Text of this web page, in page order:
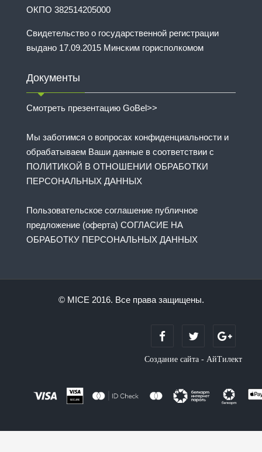
ОКПО 382514205000
Свидетельство о государственной регистрации
выдано 17.09.2015 Минским горисполкомом
Документы
Смотреть презентацию GoBel>>
Мы заботимся о вопросах конфиденциальности и
обрабатываем Ваши данные в соответствии с
ПОЛИТИКОЙ В ОТНОШЕНИИ ОБРАБОТКИ
ПЕРСОНАЛЬНЫХ ДАННЫХ
Пользовательское соглашение публичное
предложение (оферта) СОГЛАСИЕ НА
ОБРАБОТКУ ПЕРСОНАЛЬНЫХ ДАННЫХ
© MICE 2016. Все права защищены.
Создание сайта - АйТилект